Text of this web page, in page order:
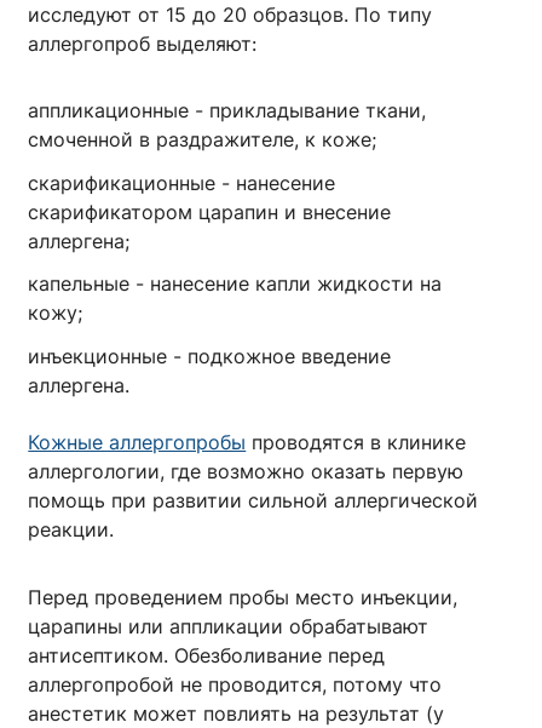
исследуют от 15 до 20 образцов. По типу
аллергопроб выделяют:
аппликационные - прикладывание ткани,
смоченной в раздражителе, к коже;
скарификационные - нанесение
скарификатором царапин и внесение
аллергена;
капельные - нанесение капли жидкости на
кожу;
инъекционные - подкожное введение
аллергена.
Кожные аллергопробы проводятся в клинике
аллергологии, где возможно оказать первую
помощь при развитии сильной аллергической
реакции.
Перед проведением пробы место инъекции,
царапины или аппликации обрабатывают
антисептиком. Обезболивание перед
аллергопробой не проводится, потому что
анестетик может повлиять на результат (у